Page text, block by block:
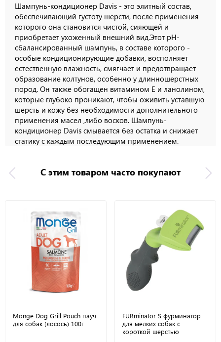
Шампунь-кондиционер Davis - это элитный состав,
обеспечивающий густоту шерсти, после применения
которого она становится чистой, сияющей и
приобретает ухоженный внешний вид.Этот рН-
сбалансированный шампунь, в составе которого -
особые кондиционирующие добавки, восполняет
естественную влажность, смягчает и предотвращает
образование колтунов, особенно у длинношерстных
пород. Он также обогащен витамином Е и ланолином,
которые глубоко проникают, чтобы оживить уставшую
шерсть и кожу без необходимости дополнительного
применения масел ,либо восков. Шампунь-
кондиционер Davis смывается без остатка и снижает
статику с каждым последующим применением.
С этим товаром часто покупают
Monge Dog Grill Pouch пауч
для собак (лосось) 100г
FURminator S фурминатор
для мелких собак с
короткой шерстью